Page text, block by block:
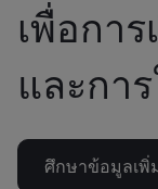
เพื่อกา
และกา
ศึกษาข้อมูลเพิ่